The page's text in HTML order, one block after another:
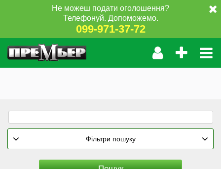
Не можеш подати оголошення?
Телефонуй. Допоможемо.
099-971-37-72
Фільтри пошуку